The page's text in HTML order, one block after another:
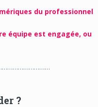
du professionnel
équipe est engagée, ou
?